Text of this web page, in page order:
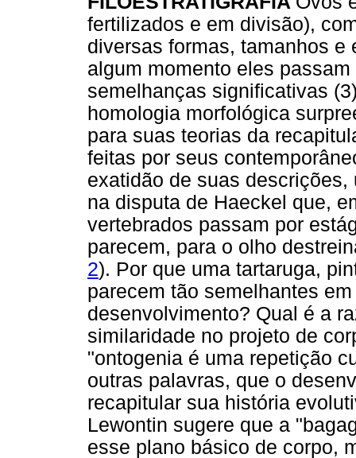
fertilizados e em divisão),
diversas formas, tamanhos
algum momento eles
semelhanças significativas
homologia morfológica
para suas teorias da
feitas por seus
exatidão de suas
na disputa de Haeckel que,
vertebrados passam por
parecem, para o olho
2). Por que uma tartaruga,
parecem tão semelhantes
desenvolvimento? Qual é a
similaridade no projeto de
"ontogenia é uma repetição
outras palavras, que o
recapitular sua história
Lewontin sugere que a
esse plano básico de corpo,